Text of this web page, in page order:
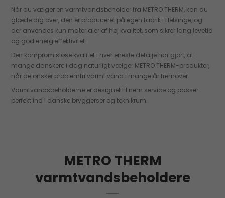
Når du vælger en varmtvandsbeholder fra METRO THERM, kan du
glæde dig over, den er produceret på egen fabrik i Helsinge, og
der anvendes kun materialer af høj kvalitet, som sikrer lang levetid
og god energieffektivitet.
Den kompromisløse kvalitet i hver eneste detalje har gjort, at
mange danskere i dag naturligt vælger METRO THERM-produkter,
når de ønsker problemfri varmt vand i mange år fremover.
Varmtvandsbeholderne er designet til nem service og passer
perfekt ind i danske bryggerser og teknikrum.
METRO THERM
varmtvandsbeholdere